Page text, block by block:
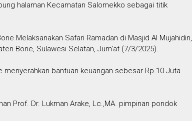
halaman Kecamatan Salomekko sebagai titik
Melaksanakan Safari Ramadan di Masjid Al Mujahidin,
Bone, Sulawesi Selatan, Jum'at (7/3/2025).
bantuan keuangan sebesar Rp.10 Juta
Prof. Dr. Lukman Arake, Lc.,MA. pimpinan pondok